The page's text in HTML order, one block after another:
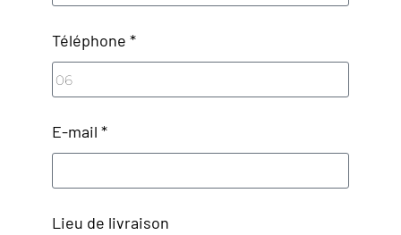
Téléphone *
E-mail *
Lieu de livraison